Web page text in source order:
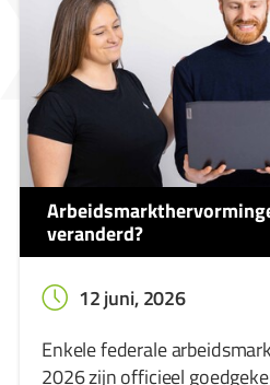
veranderd?
12 juni, 2026
Enkele federale
2026 zijn officieel